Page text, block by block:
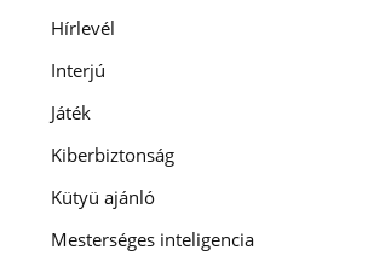
Hírlevél
Interjú
Játék
Kiberbiztonság
Kütyü ajánló
Mesterséges inteligencia